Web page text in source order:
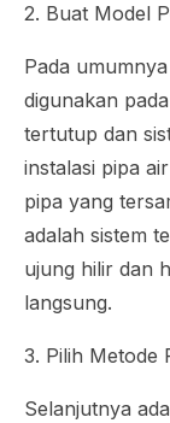
2. Buat Model
Pada
digunakan
tertutup dan
instalasi pipa
pipa yang
adalah sistem
ujung hilir dan
langsung.
3. Pilih Metode
Selanjutnya